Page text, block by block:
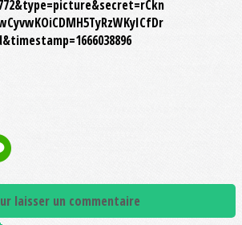
laisser un commentaire